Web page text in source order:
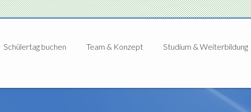
Schülertag buchen Team & Konzept Studium & Weiterbildung